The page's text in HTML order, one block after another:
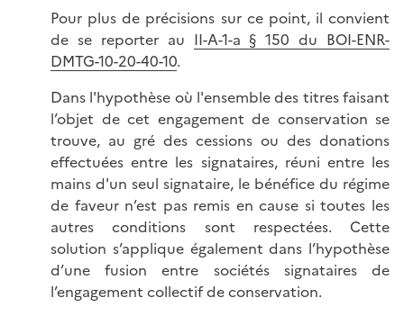
Pour plus de précisions sur ce point, il convient
de se reporter au II-A-1-a § 150 du BOI-ENR-
DMTG-10-20-40-10.
Dans l'hypothèse où l'ensemble des titres faisant
l’objet de cet engagement de conservation se
trouve, au gré des cessions ou des donations
effectuées entre les signataires, réuni entre les
mains d'un seul signataire, le bénéfice du régime
de faveur n’est pas remis en cause si toutes les
autres conditions sont respectées. Cette
solution s’applique également dans l’hypothèse
d’une fusion entre sociétés signataires de
l’engagement collectif de conservation.